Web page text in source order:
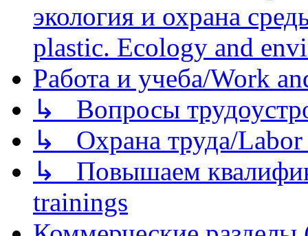
экология и охрана
plastic. Ecology and
Работа и учеба/Work
↳ Вопросы
↳ Охрана труда/Labor
↳ Повышаем
trainings